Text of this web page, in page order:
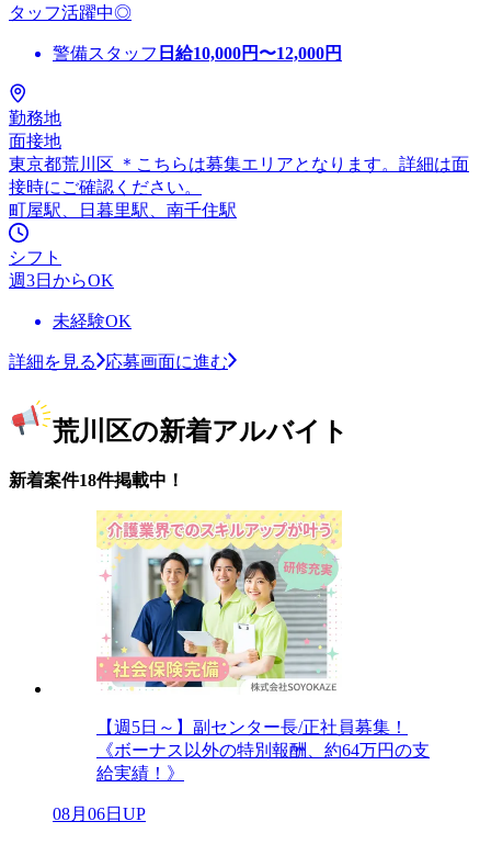
タッフ活躍中◎
警備スタッフ 日給10,000円〜12,000円
勤務地
面接地
東京都荒川区 ＊こちらは募集エリアとなります。詳細は面
接時にご確認ください。
町屋駅、日暮里駅、南千住駅
シフト
週3日からOK
未経験OK
詳細を見る 応募画面に進む
荒川区の新着アルバイト
新着案件18件掲載中！
【週5日～】副センター長/正社員募集！
《ボーナス以外の特別報酬、約64万円の支
給実績！》
08月06日UP